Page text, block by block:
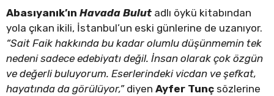
Abasıyanık’ın Havada Bulut adlı öykü kitabından
yola çıkan ikili, İstanbul’un eski günlerine de uzanıyor.
“Sait Faik hakkında bu kadar olumlu düşünmemin tek
nedeni sadece edebiyatı değil. İnsan olarak çok özgün
ve değerli buluyorum. Eserlerindeki vicdan ve şefkat,
hayatında da görülüyor,” diyen Ayfer Tunç sözlerine